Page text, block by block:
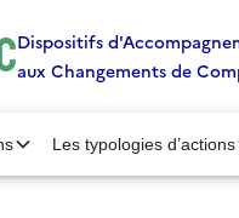
Dispositifs
aux Changements de
Les typologies d’actions